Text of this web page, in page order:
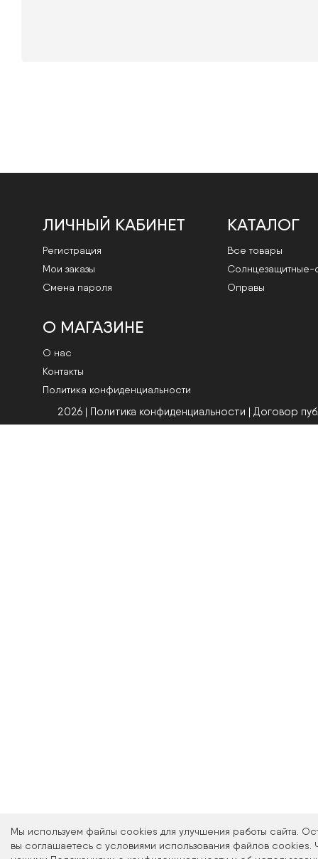
Мы используем файлы cookies для улучшения работы сайта.
вы соглашаетесь с условиями использования файлов cookies.
ЛИЧНЫЙ КАБИНЕТ
Регистрация
Мои заказы
Смена пароля
КАТАЛОГ
Все товары
Cолнцезащитные-
Оправы
О МАГАЗИНЕ
О нас
Контакты
Политика конфиденциальности
2026 | Политика конфиденциальности | Договор